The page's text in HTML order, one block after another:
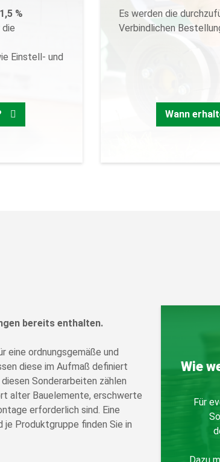
1,5 %
die
Einstell- und
Es werden die
Verbindlichen
Wann
vier Wochen
auf das
bereits enthalten.
eine ordnungsgemäße und
diese im Aufmaß definiert
Sonderarbeiten zählen
alter Bauelemente, erschwerte
erforderlich sind. Eine
Produktgruppe finden Sie in
Wie
Für